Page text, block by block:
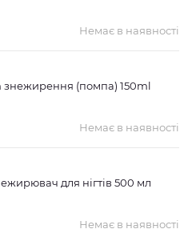
Немає в наявності
знежирення (помпа) 150ml
Немає в наявності
для нігтів 500 мл
Немає в наявності